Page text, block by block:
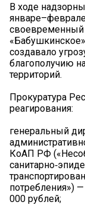
В ходе
своевременный
создавало
благополучию
территорий.
Прокуратура
реагирования:
генеральный
КоАП РФ
потребления»)
000 рублей;